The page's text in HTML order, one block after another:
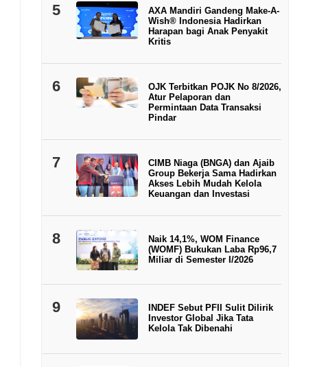
5
AXA Mandiri Gandeng Make-A-
Wish® Indonesia Hadirkan
Harapan bagi Anak Penyakit
Kritis
6
OJK Terbitkan POJK No 8/2026,
Atur Pelaporan dan
Permintaan Data Transaksi
Pindar
7
CIMB Niaga (BNGA) dan Ajaib
Group Bekerja Sama Hadirkan
Akses Lebih Mudah Kelola
Keuangan dan Investasi
8
Naik 14,1%, WOM Finance
(WOMF) Bukukan Laba Rp96,7
Miliar di Semester I/2026
9
INDEF Sebut PFII Sulit Dilirik
Investor Global Jika Tata
Kelola Tak Dibenahi